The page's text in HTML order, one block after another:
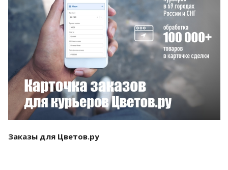
Смотреть проект
Заказы для Цветов.ру